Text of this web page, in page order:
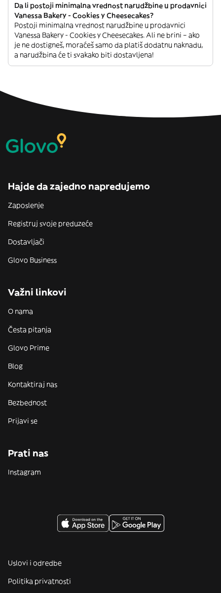
Da li postoji minimalna vrednost narudžbine u prodavnici
Vanessa Bakery - Cookies y Cheesecakes?
Postoji minimalna vrednost narudžbine u prodavnici
Vanessa Bakery - Cookies y Cheesecakes. Ali ne brini – ako
je ne dostigneš, moraćeš samo da platiš dodatnu naknadu,
a narudžbina će ti svakako biti dostavljena!
Hajde da zajedno napredujemo
Zaposlenje
Registruj svoje preduzeće
Dostavljači
Glovo Business
Važni linkovi
O nama
Česta pitanja
Glovo Prime
Blog
Kontaktiraj nas
Bezbednost
Prijavi se
Prati nas
Instagram
Uslovi i odredbe
Politika privatnosti